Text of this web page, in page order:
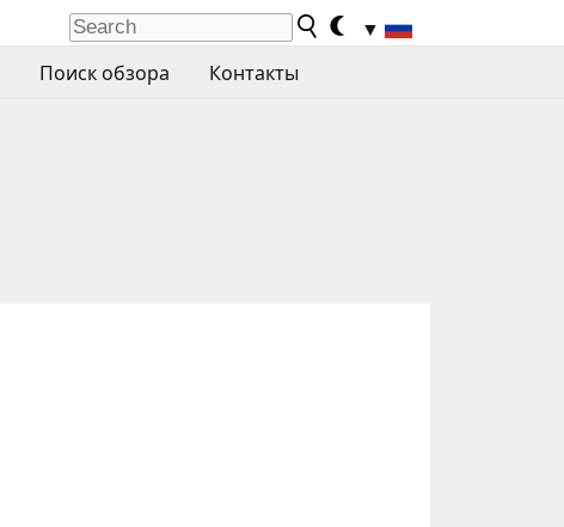
▼
Поиск обзора Контакты